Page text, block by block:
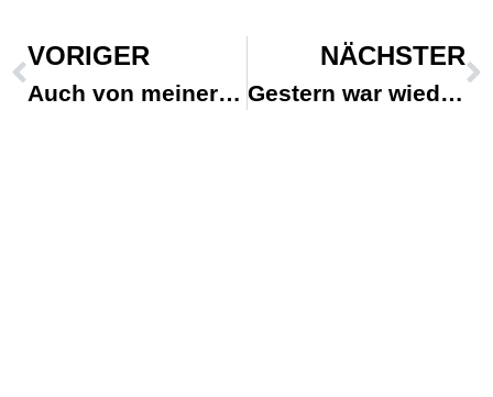
VORIGER
Auch von meiner Seite gibt es noch ein p…
NÄCHSTER
Gestern war wieder Partytime im Atelier …